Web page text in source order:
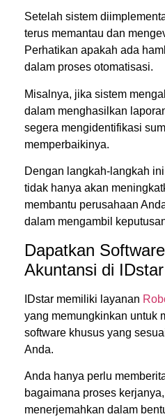
Setelah sistem
terus memantau dan
Perhatikan apakah ada
dalam proses otomatisasi.
Misalnya, jika sistem
dalam menghasilkan
segera mengidentifikasi
memperbaikinya.
Dengan langkah-langkah
tidak hanya akan
membantu perusahaan
dalam mengambil
Dapatkan
Akuntansi di IDstar
IDstar memiliki layanan
yang memungkinkan untuk
software khusus yang
Anda.
Anda hanya perlu
bagaimana proses
menerjemahkan dalam